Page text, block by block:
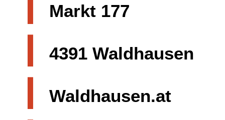
Markt 177
4391 Waldhausen
Waldhausen.at